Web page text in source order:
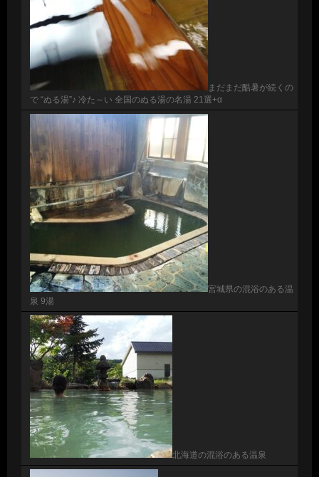
まだまだ酷暑が続くの
で “ぬる湯”♪ 冷た～い 全国のぬる湯の名湯 21選+α
宮城県の混浴のある温
泉 9湯
北海道の混浴のある温泉